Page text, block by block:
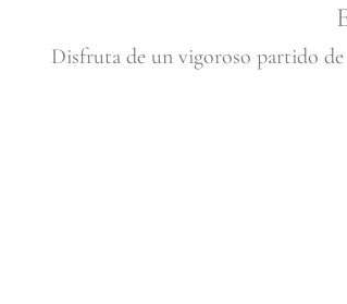
Disfruta de un vigoroso partido